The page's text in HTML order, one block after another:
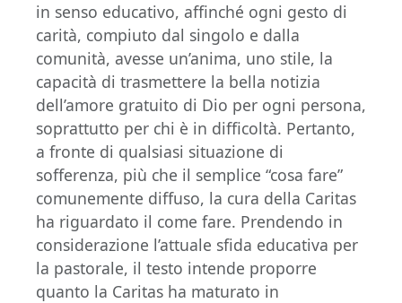
in senso educativo, affinché ogni gesto di
carità, compiuto dal singolo e dalla
comunità, avesse un’anima, uno stile, la
capacità di trasmettere la bella notizia
dell’amore gratuito di Dio per ogni persona,
soprattutto per chi è in difficoltà. Pertanto,
a fronte di qualsiasi situazione di
sofferenza, più che il semplice “cosa fare”
comunemente diffuso, la cura della Caritas
ha riguardato il come fare. Prendendo in
considerazione l’attuale sfida educativa per
la pastorale, il testo intende proporre
quanto la Caritas ha maturato in